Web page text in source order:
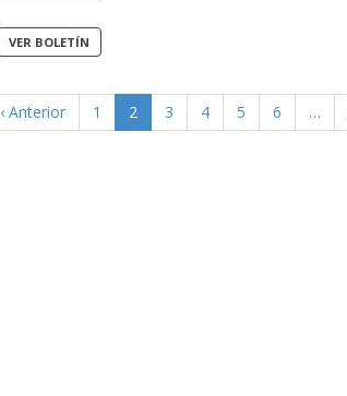
‹ Anterior 1 2 3 4 5 6 …